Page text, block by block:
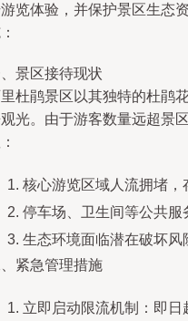
览体验，并保护景区生态
景区接待现状
杜鹃景区以其独特的杜鹃
光。由于游客数量远超景
核心游览区域人流拥堵，
停车场、卫生间等公共服
生态环境面临潜在破坏风
紧急管理措施
立即启动限流机制：即